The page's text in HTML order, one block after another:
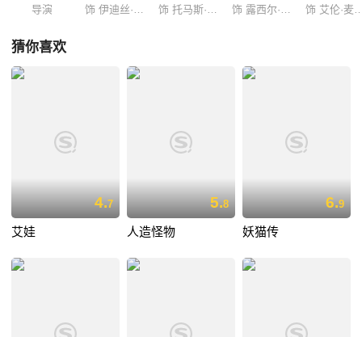
导演
猜你喜欢
4.7
艾娃
5.8
人造怪物
6.9
妖猫传